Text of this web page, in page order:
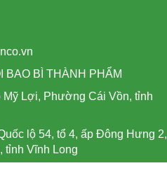
BAO BÌ THÀNH PHẨM
Mỹ Lợi, Phường Cái Vồn, tỉnh
lộ 54, tổ 4, ấp Đông Hưng 2,
tỉnh Vĩnh Long